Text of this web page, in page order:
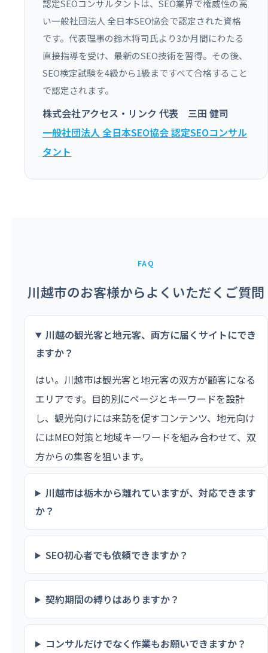
認定SEOコンサルタントは、SEO業界で権威性の高
い一般社団法人 全日本SEO協会で認定された資格
です。代表理事の鈴木将司氏より3か月間にわたる
直接指導を受け、最新のSEO技術を習得。その後、
SEO検定試験を4級から1級まですべて合格すること
で認定されます。
株式会社アクセス・リンク 代表 三田 健司
一般社団法人 全日本SEO協会 認定SEOコンサル
タント
FAQ
川越市のお客様からよくいただくご質問
川越の観光客と地元客、両方に届くサイトにでき
ますか？
はい。川越市は観光客と地元客の双方が顧客になる
エリアです。目的別にページとキーワードを設計
し、観光向けには来訪を促すコンテンツ、地元向け
にはMEO対策と地域キーワードを組み合わせて、双
方からの集客を狙います。
川越市は栃木から離れていますが、対応できます
か？
SEO初心者でも依頼できますか？
契約期間の縛りはありますか？
コンサルだけでなく作業もお願いできますか？